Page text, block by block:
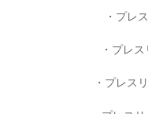
プレ
プレス
プレス